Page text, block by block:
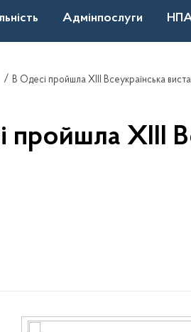
Адмінпослуги
В Одесі пройшла ХІІІ Всеукраїнська
пройшла ХІІІ